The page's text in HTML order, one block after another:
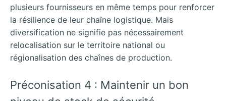
plusieurs fournisseurs en même temps pour renforcer
la résilience de leur chaîne logistique. Mais
diversification ne signifie pas nécessairement
relocalisation sur le territoire national ou
régionalisation des chaînes de production.
Préconisation 4 : Maintenir un bon